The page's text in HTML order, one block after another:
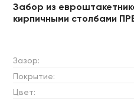
Забор из
кирпичными столбами
Зазор:
Покрытие:
Цвет: